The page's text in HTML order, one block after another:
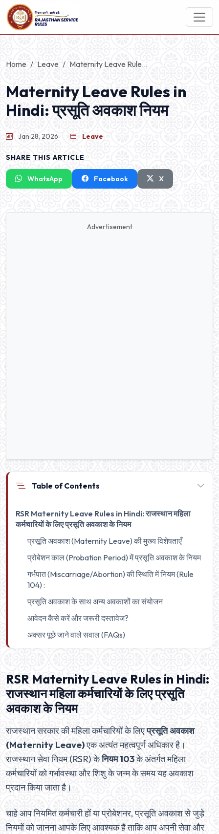
Home Leave Maternity Leave Rule...
Maternity Leave Rules in
Hindi: प्रसूति अवकाश नियम
Jan 28, 2026 Leave
SHARE THIS ARTICLE
WhatsApp Facebook X
Advertisement
Table of Contents
RSR Maternity Leave Rules in Hindi: राजस्थान महिला
कर्मचारियों के लिए प्रसूति अवकाश के नियम
प्रसूति अवकाश (Maternity Leave) की मुख्य विशेषताएँ
प्रोबेशन काल (Probation Period) में प्रसूति अवकाश के नियम
गर्भपात (Miscarriage/Abortion) की स्थिति में नियम (Rule
104) :
प्रसूति अवकाश के साथ अन्य अवकाशों का संयोजन
आवेदन कैसे करें और जरूरी दस्तावेज?
अक्सर पूछे जाने वाले सवाल (FAQs)
RSR Maternity Leave Rules in Hindi:
राजस्थान महिला कर्मचारियों के लिए प्रसूति
अवकाश के नियम
राजस्थान सरकार की महिला कर्मचारियों के लिएप्रसूति अवकाश
(Maternity Leave)एक अत्यंत महत्वपूर्ण अधिकार है।
राजस्थान सेवा नियम (RSR) केनियम 103के अंतर्गत महिला
कर्मचारियों को गर्भावस्था और शिशु के जन्म के समय यह अवकाश
प्रदान किया जाता है।
चाहे आप नियमित कर्मचारी हों या प्रोबेशनर, प्रसूति अवकाश से जुड़े
नियमों को जानना आपके लिए आवश्यक है ताकि आप अपनी सेवा और